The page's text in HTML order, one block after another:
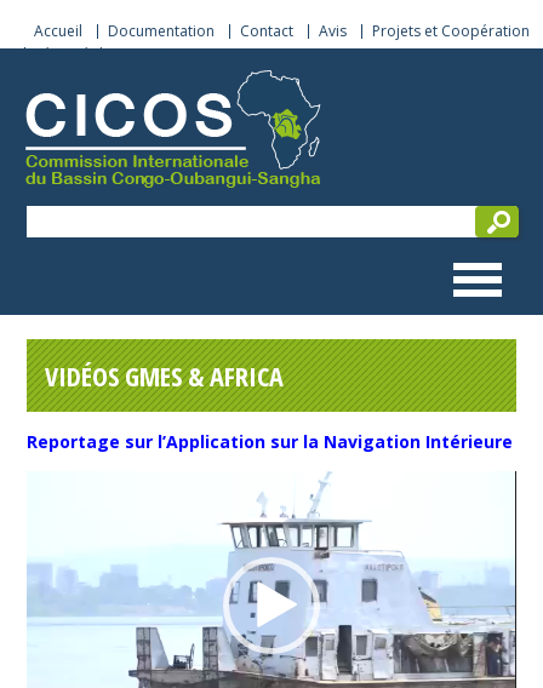
Accueil Documentation Contact Avis
Projets et Coopération
Sécurité de navigation
VIDÉOS GMES & AFRICA
Reportage sur l’Application sur la Navigation Intérieure